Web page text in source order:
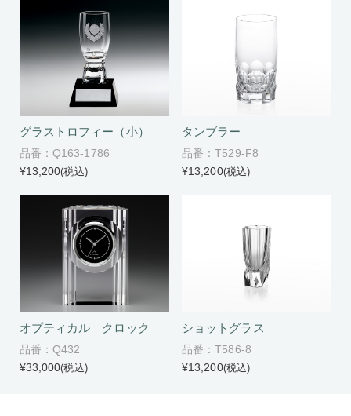
グラストロフィー（小）
品番：Q163-1786
¥13,200(税込)
タンブラー
品番：T529-F8
¥13,200(税込)
オプティカル クロック
品番：Q432
¥33,000(税込)
ショットグラス
品番：T586-8
¥13,200(税込)